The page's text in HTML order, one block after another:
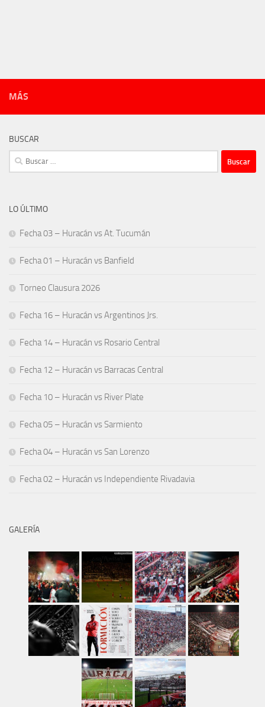
MÁS
BUSCAR
Buscar:
LO ÚLTIMO
Fecha 03 – Huracán vs At. Tucumán
Fecha 01 – Huracán vs Banfield
Torneo Clausura 2026
Fecha 16 – Huracán vs Argentinos Jrs.
Fecha 14 – Huracán vs Rosario Central
Fecha 12 – Huracán vs Barracas Central
Fecha 10 – Huracán vs River Plate
Fecha 05 – Huracán vs Sarmiento
Fecha 04 – Huracán vs San Lorenzo
Fecha 02 – Huracán vs Independiente Rivadavia
GALERÍA